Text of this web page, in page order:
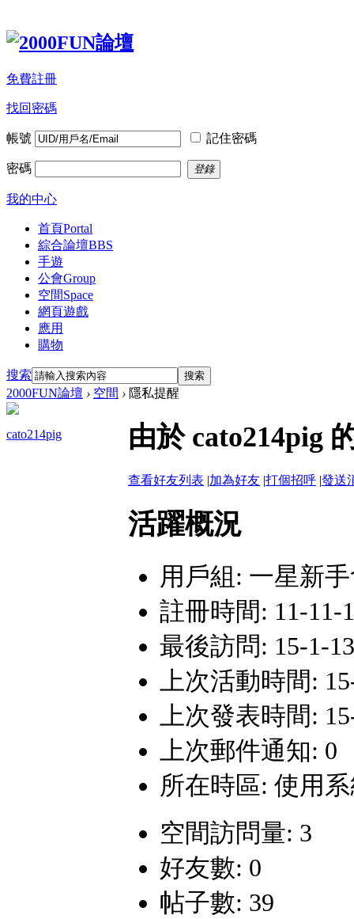
免費註冊
找回密碼
帳號 記住密碼
密碼 登錄
我的中心
首頁Portal
綜合論壇BBS
手遊
公會Group
空間Space
網頁遊戲
應用
購物
搜索 搜索
2000FUN論壇 › 空間 › 隱私提醒
cato214pig 由於 cato214pig
查看好友列表 |加為好友 |打個招呼 |發送
活躍概況
用戶組: 一星新
註冊時間: 11-11-
最後訪問: 15-1-
上次活動時間:
上次發表時間:
上次郵件通知: 0
所在時區: 使用
空間訪問量: 3
好友數: 0
帖子數: 39